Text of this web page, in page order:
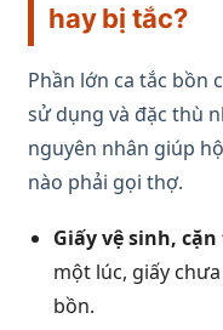
hay bị tắc?
Phần lớn ca tắc bồn
sử dụng và đặc thù
nguyên nhân giúp
nào phải gọi thợ.
Giấy vệ sinh,
một lúc, giấy
bồn.